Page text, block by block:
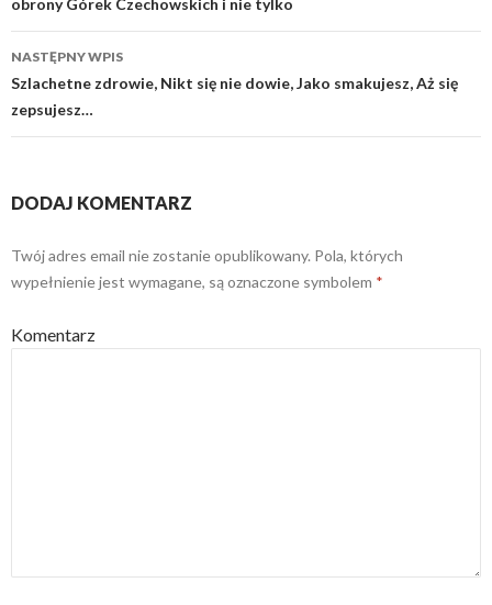
wpisy
obrony Górek Czechowskich i nie tylko
NASTĘPNY WPIS
Szlachetne zdrowie, Nikt się nie dowie, Jako smakujesz, Aż się
zepsujesz…
DODAJ KOMENTARZ
Twój adres email nie zostanie opublikowany. Pola, których
wypełnienie jest wymagane, są oznaczone symbolem *
Komentarz